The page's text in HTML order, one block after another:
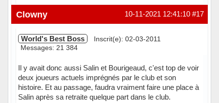
Hors ligne #17
10-11-2021 12:41:10
Clowny
World's Best Boss
Inscrit(e): 02-03-2011
Messages: 21 384
Il y avait donc aussi Salin et Bourigeaud, c'est top de voir
deux joueurs actuels imprégnés par le club et son
histoire. Et au passage, faudra vraiment faire une place à
Salin après sa retraite quelque part dans le club.